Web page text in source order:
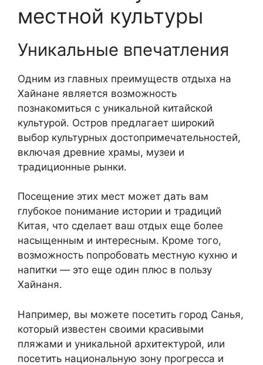
местной культуры
Уникальные впечатления
Одним из главных преимуществ отдыха на
Хайнане является возможность
познакомиться с уникальной китайской
культурой. Остров предлагает широкий
выбор культурных достопримечательностей,
включая древние храмы, музеи и
традиционные рынки.
Посещение этих мест может дать вам
глубокое понимание истории и традиций
Китая, что сделает ваш отдых еще более
насыщенным и интересным. Кроме того,
возможность попробовать местную кухню и
напитки — это еще один плюс в пользу
Хайнаня.
Например, вы можете посетить город Санья,
который известен своими красивыми
пляжами и уникальной архитектурой, или
посетить национальную зону прогресса и